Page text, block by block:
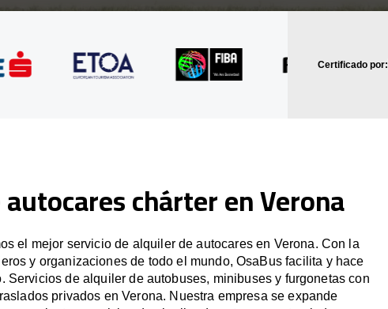
Certificado por:
chárter en Verona
el mejor servicio de alquiler de autocares en Verona. Con la
y organizaciones de todo el mundo, OsaBus facilita y hace
Servicios de alquiler de autobuses, minibuses y furgonetas con
privados en Verona. Nuestra empresa se expande